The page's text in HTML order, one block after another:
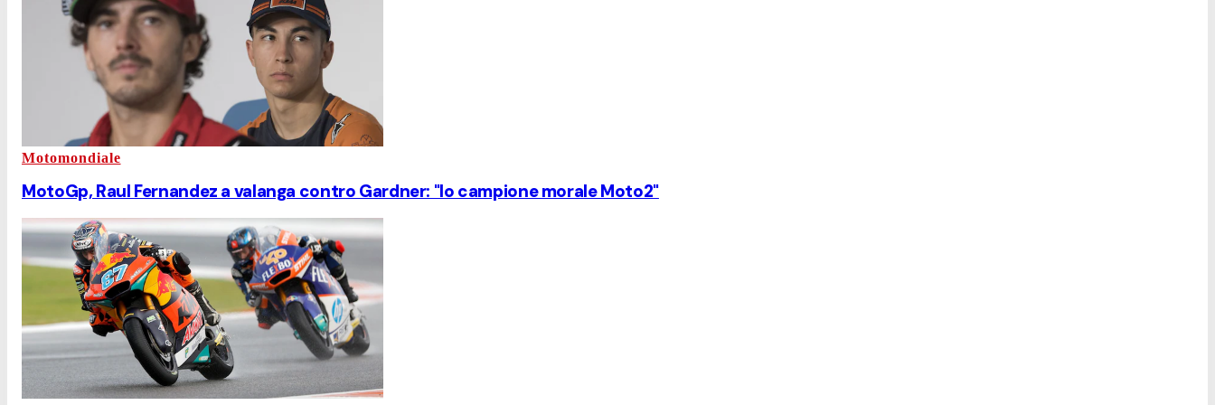
Motomondiale
MotoGp, Raul Fernandez a valanga contro Gardner: "Io campione morale Moto2"